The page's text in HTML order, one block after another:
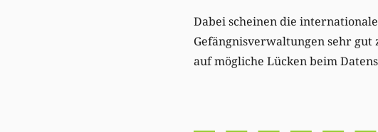
Dabei scheinen die
Gefängnisverwaltungen sehr gut
auf mögliche Lücken beim